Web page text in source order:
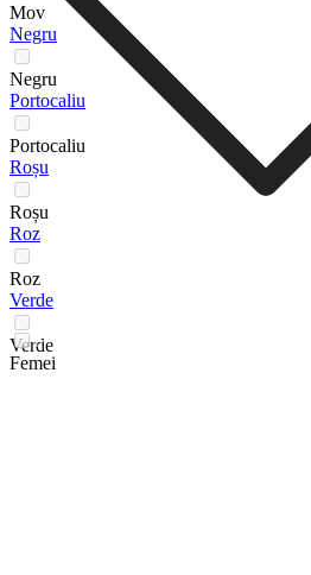
Mov
Negru
Negru
Portocaliu
Portocaliu
Roșu
Roșu
Roz
Roz
Verde
Verde
Femei